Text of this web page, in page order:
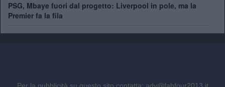
PSG, Mbaye fuori dal progetto: Liverpool in pole, ma la
Premier fa la fila